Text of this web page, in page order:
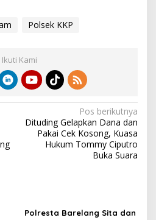
Polsek KKP
Ikuti Kami
Pos berikutnya
Dituding Gelapkan Dana dan
Pakai Cek Kosong, Kuasa
Hukum Tommy Ciputro
Buka Suara
Polresta Barelang Sita dan